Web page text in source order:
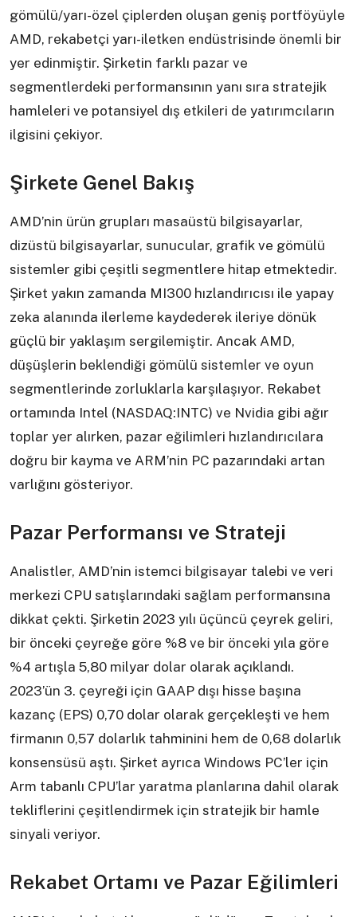
gömülü/yarı-özel çiplerden oluşan geniş portföyüyle
AMD, rekabetçi yarı-iletken endüstrisinde önemli bir
yer edinmiştir. Şirketin farklı pazar ve
segmentlerdeki performansının yanı sıra stratejik
hamleleri ve potansiyel dış etkileri de yatırımcıların
ilgisini çekiyor.
Şirkete Genel Bakış
AMD’nin ürün grupları masaüstü bilgisayarlar,
dizüstü bilgisayarlar, sunucular, grafik ve gömülü
sistemler gibi çeşitli segmentlere hitap etmektedir.
Şirket yakın zamanda MI300 hızlandırıcısı ile yapay
zeka alanında ilerleme kaydederek ileriye dönük
güçlü bir yaklaşım sergilemiştir. Ancak AMD,
düşüşlerin beklendiği gömülü sistemler ve oyun
segmentlerinde zorluklarla karşılaşıyor. Rekabet
ortamında Intel (NASDAQ:INTC) ve Nvidia gibi ağır
toplar yer alırken, pazar eğilimleri hızlandırıcılara
doğru bir kayma ve ARM’nin PC pazarındaki artan
varlığını gösteriyor.
Pazar Performansı ve Strateji
Analistler, AMD’nin istemci bilgisayar talebi ve veri
merkezi CPU satışlarındaki sağlam performansına
dikkat çekti. Şirketin 2023 yılı üçüncü çeyrek geliri,
bir önceki çeyreğe göre %8 ve bir önceki yıla göre
%4 artışla 5,80 milyar dolar olarak açıklandı.
2023’ün 3. çeyreği için GAAP dışı hisse başına
kazanç (EPS) 0,70 dolar olarak gerçekleşti ve hem
firmanın 0,57 dolarlık tahminini hem de 0,68 dolarlık
konsensüsü aştı. Şirket ayrıca Windows PC’ler için
Arm tabanlı CPU’lar yaratma planlarına dahil olarak
tekliflerini çeşitlendirmek için stratejik bir hamle
sinyali veriyor.
Rekabet Ortamı ve Pazar Eğilimleri